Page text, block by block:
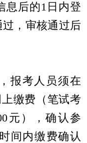
息后的1 日内登
，审核通过后
报考人员须在
缴费（笔试考
元），确认参
间内缴费确认